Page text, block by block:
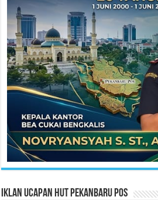
Iklan Ucapan HUT Pekanbaru Pos